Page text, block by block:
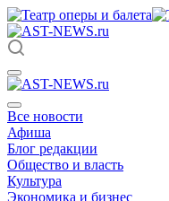
Все новости
Афиша
Блог редакции
Общество и власть
Культура
Экономика и бизнес